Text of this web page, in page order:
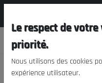
Le respect de
priorité.
Nous utilisons des cookies
expérience utilisateur.